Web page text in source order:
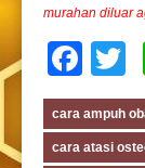
murahan diluar
cara ampuh
cara atasi